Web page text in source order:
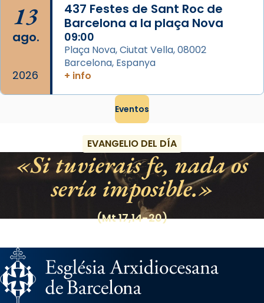
13
ago.
2026
437 Festes de Sant Roc de
Barcelona a la plaça Nova
09:00
Plaça Nova, Ciutat Vella, 08002
Barcelona, Espanya
+ info
Eventos
EVANGELIO DEL DÍA
Si tuvierais fe, nada os
sería imposible.
(Mt 17,14-20)